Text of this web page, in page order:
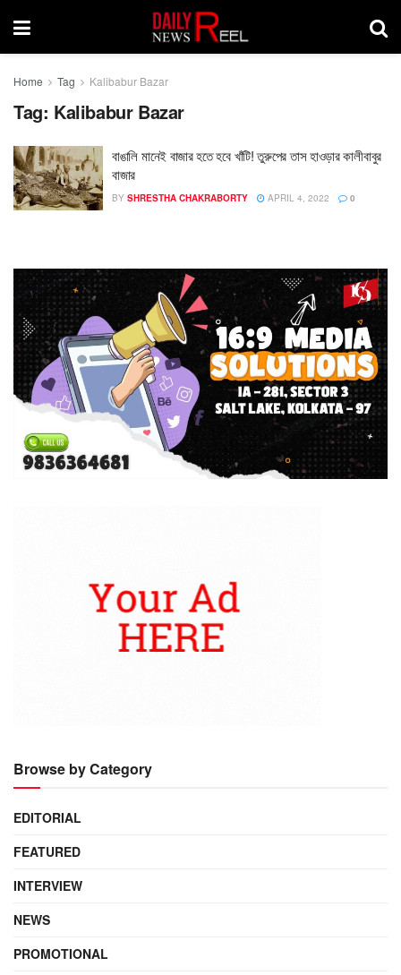
Home Tag Kalibabur Bazar
Tag: Kalibabur Bazar
বাঙালি মানেই বাজার হতে হবে খাঁটি! তুরুপের তাস হাওড়ার কালীবাবুর
বাজার
BY SHRESTHA CHAKRABORTY APRIL 4, 2022 0
Browse by Category
EDITORIAL
FEATURED
INTERVIEW
NEWS
PROMOTIONAL